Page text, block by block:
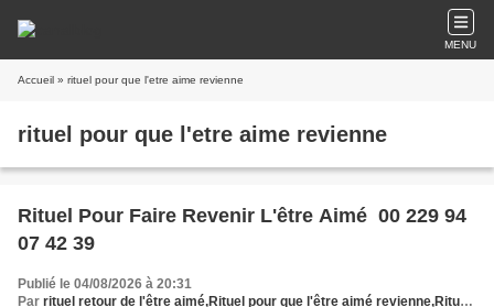
MENU
Accueil » rituel pour que l'etre aime revienne
rituel pour que l'etre aime revienne
Rituel Pour Faire Revenir L'être Aimé 00 229 94
07 42 39
Publié le 04/08/2026 à 20:31
Par rituel retour de l'être aimé,Rituel pour que l'être aimé revienne,Rituel retour de l'être aimé gratuit,Rituel retour de l'être aimé immédiat,Rituel de retour affectif puissant,Rituel retour de l'être,